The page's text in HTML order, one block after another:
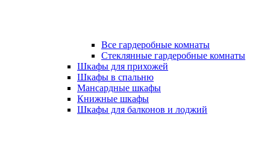
Все гардеробные комнаты
Стеклянные гардеробные комнаты
Шкафы для прихожей
Шкафы в спальню
Мансардные шкафы
Книжные шкафы
Шкафы для балконов и лоджий